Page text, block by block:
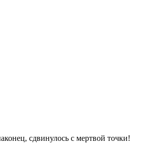
сдвинулось с мертвой точки!